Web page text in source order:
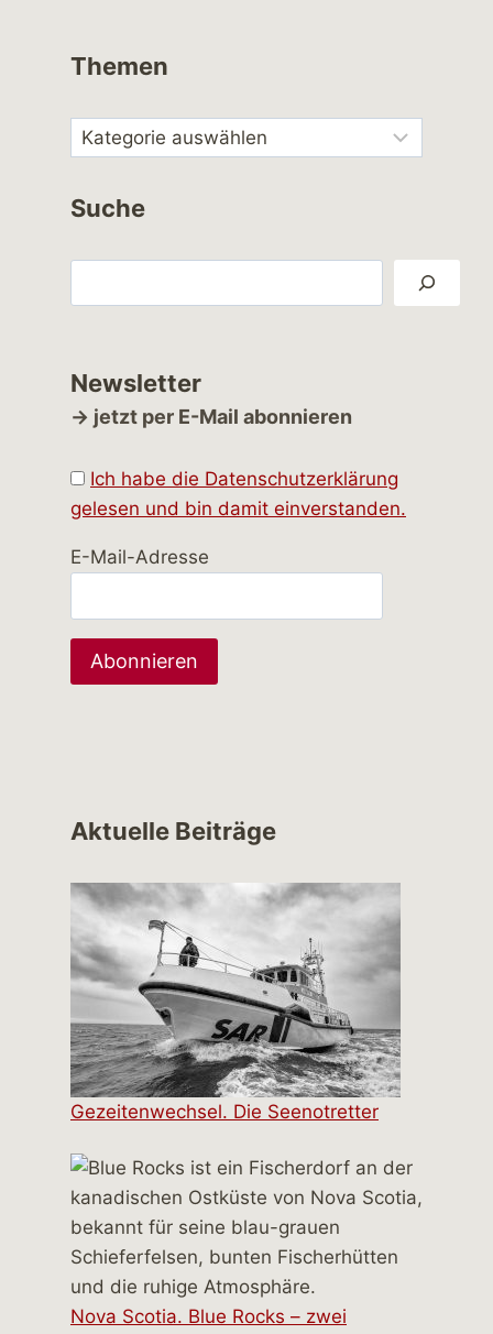
Themen
Suche
Newsletter
→ jetzt per E-Mail abonnieren
Ich habe die Datenschutzerklärung
gelesen und bin damit einverstanden.
E-Mail-Adresse
Aktuelle Beiträge
Gezeitenwechsel. Die Seenotretter
Nova Scotia. Blue Rocks – zwei